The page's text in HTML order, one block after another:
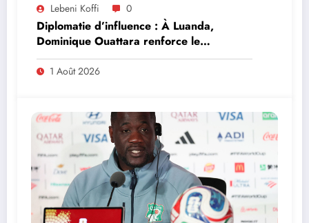
Lebeni Koffi 0
Diplomatie d’influence : À Luanda,
Dominique Ouattara renforce le
leadership solidaire de la Côte d’Ivoire en
Afrique
1 Août 2026